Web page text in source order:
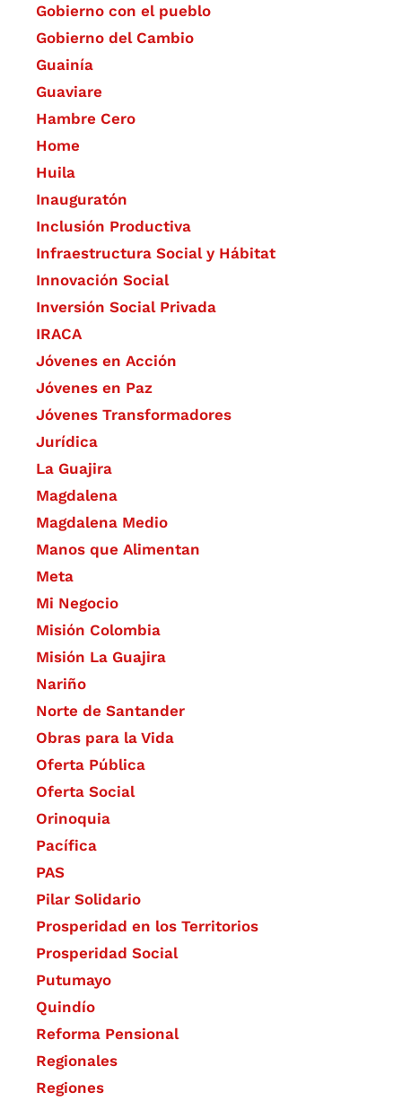
Gobierno con el pueblo
Gobierno del Cambio
Guainía
Guaviare
Hambre Cero
Home
Huila
Inauguratón
Inclusión Productiva
Infraestructura Social y Hábitat
​Innovación Social
Inversión Social Privada
IRACA
Jóvenes en Acción
Jóvenes en Paz
Jóvenes Transformadores
Jurídica
La Guajira
Magdalena
Magdalena Medio
Manos que Alimentan
Meta
Mi Negocio
Misión Colombia
Misión La Guajira
Nariño
Norte de Santander
Obras para la Vida
Oferta Pública
Oferta Social​​
Orinoquia
Pacífica
PAS
Pilar Solidario
Prosperidad en los Territorios
Prosperidad Social
Putumayo
Quindío
Reforma Pensional
Regionales
Regiones